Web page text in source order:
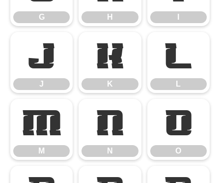
G H
J
J
K
K
L
L
M
M
N
N
O
O